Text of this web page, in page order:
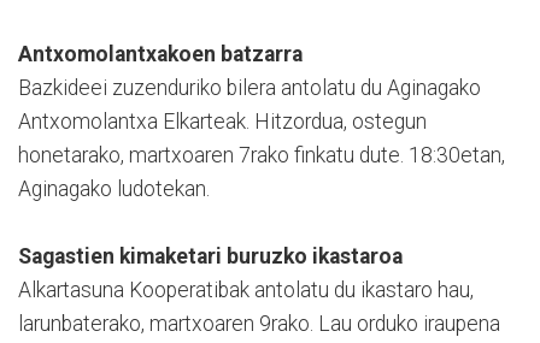
Antxomolantxakoen batzarra
Bazkideei zuzenduriko bilera antolatu du Aginagako
Antxomolantxa Elkarteak. Hitzordua, ostegun
honetarako, martxoaren 7rako finkatu dute. 18:30etan,
Aginagako ludotekan.
Sagastien kimaketari buruzko ikastaroa
Alkartasuna Kooperatibak antolatu du ikastaro hau,
larunbaterako, martxoaren 9rako. Lau orduko iraupena